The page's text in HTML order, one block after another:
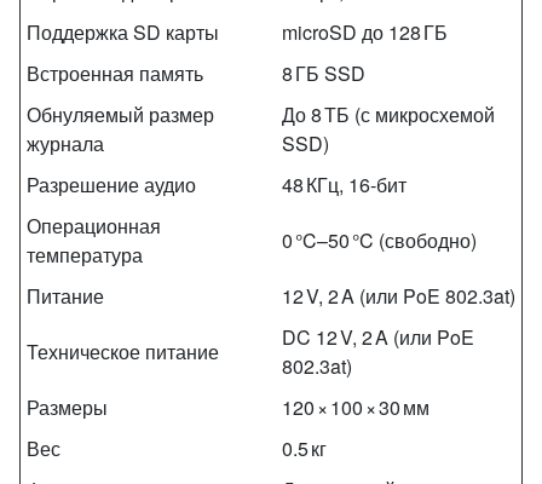
Поддержка SD карты
microSD до 128 ГБ
Встроенная память
8 ГБ SSD
Обнуляемый размер
журнала
До 8 ТБ (с микросхемой
SSD)
Разрешение аудио
48 КГц, 16‑бит
Операционная
температура
0 °C–50 °C (свободно)
Питание
12 V, 2 A (или PoE 802.3at)
Техническое питание
DC 12 V, 2 A (или PoE
802.3at)
Размеры
120 × 100 × 30 мм
Вес
0.5 кг